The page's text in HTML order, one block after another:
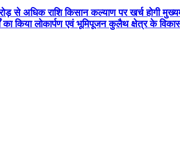
से अधिक राशि किसान कल्याण पर खर्च होगी
किया लोकार्पण एवं भूमिपूजन कुलैथ क्षेत्र के